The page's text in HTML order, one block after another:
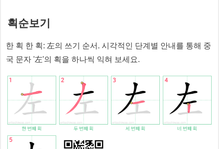
획순보기
한 획 한 획: 左의 쓰기 순서. 시각적인 단계별 안내를 통해 중
국 문자 '左'의 획을 하나씩 익혀 보세요.